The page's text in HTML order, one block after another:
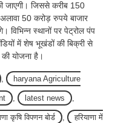
जाएगी। जिससे करीब 150
50 करोड़ रुपये बाजार
विभिन्न स्थानों पर पेट्रोल पंप
में शेष भूखंडों की बिक्री से
योजना है।
, haryana Agriculture
, latest news ,
कृषि विपणन बोर्ड , हरियाणा में